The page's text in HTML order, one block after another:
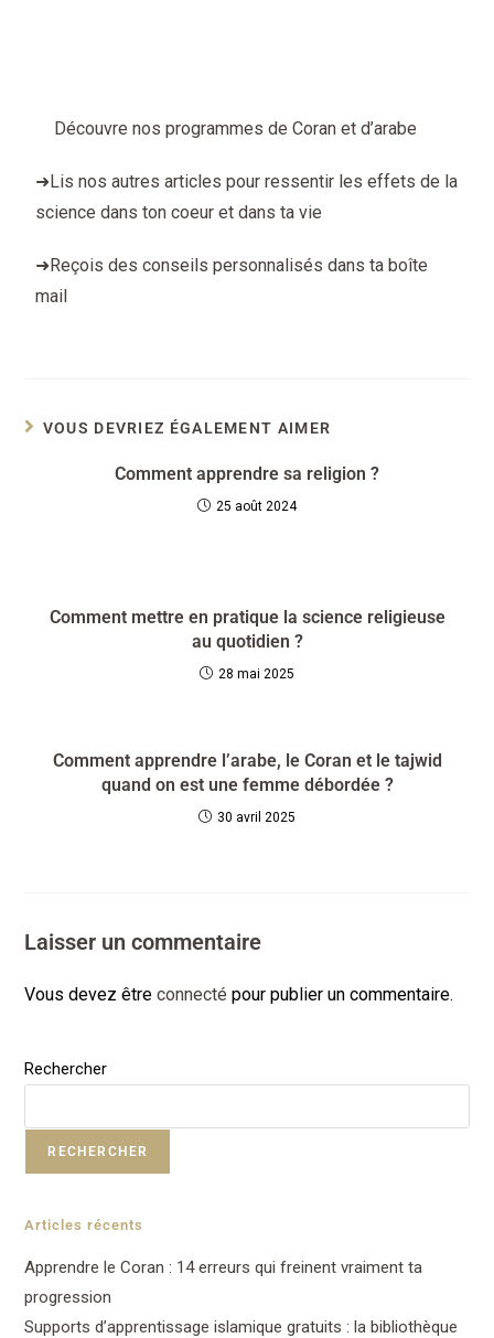
Découvre nos programmes de Coran et d’arabe
➜Lis nos autres articles pour ressentir les effets de la
science dans ton coeur et dans ta vie
➜Reçois des conseils personnalisés dans ta boîte
mail
VOUS DEVRIEZ ÉGALEMENT AIMER
Comment apprendre sa religion ?
25 août 2024
Comment mettre en pratique la science religieuse
au quotidien ?
28 mai 2025
Comment apprendre l’arabe, le Coran et le tajwid
quand on est une femme débordée ?
30 avril 2025
Laisser un commentaire
Vous devez êtreconnecté pour publier un commentaire.
Rechercher
RECHERCHER
Articles récents
Apprendre le Coran : 14 erreurs qui freinent vraiment ta
progression
Supports d’apprentissage islamique gratuits : la bibliothèque